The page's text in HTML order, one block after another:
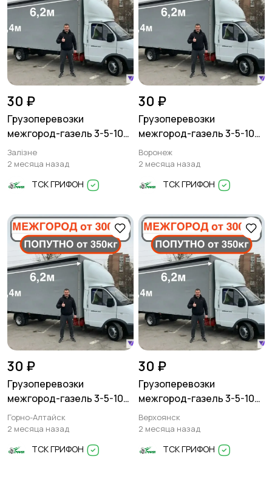
30 ₽
Грузоперевозки
межгород-газель 3-5-10
тонн
Залізне
2 месяца назад
ТСК ГРИФОН
30 ₽
Грузоперевозки
межгород-газель 3-5-10
тонн
Воронеж
2 месяца назад
ТСК ГРИФОН
30 ₽
Грузоперевозки
межгород-газель 3-5-10
тонн
Горно-Алтайск
2 месяца назад
ТСК ГРИФОН
30 ₽
Грузоперевозки
межгород-газель 3-5-10
тонн
Верхоянск
2 месяца назад
ТСК ГРИФОН